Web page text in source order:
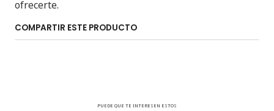
ofrecerte.
COMPARTIR ESTE PRODUCTO
PUEDE QUE TE INTERESEN ESTOS